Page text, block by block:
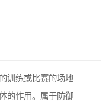
训练或比赛的场地
的作用。属于防御